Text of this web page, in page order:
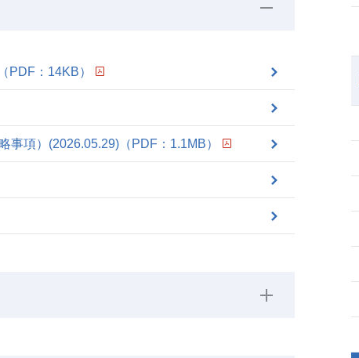
（PDF：14KB）
事項）(2026.05.29) （PDF：1.1MB）